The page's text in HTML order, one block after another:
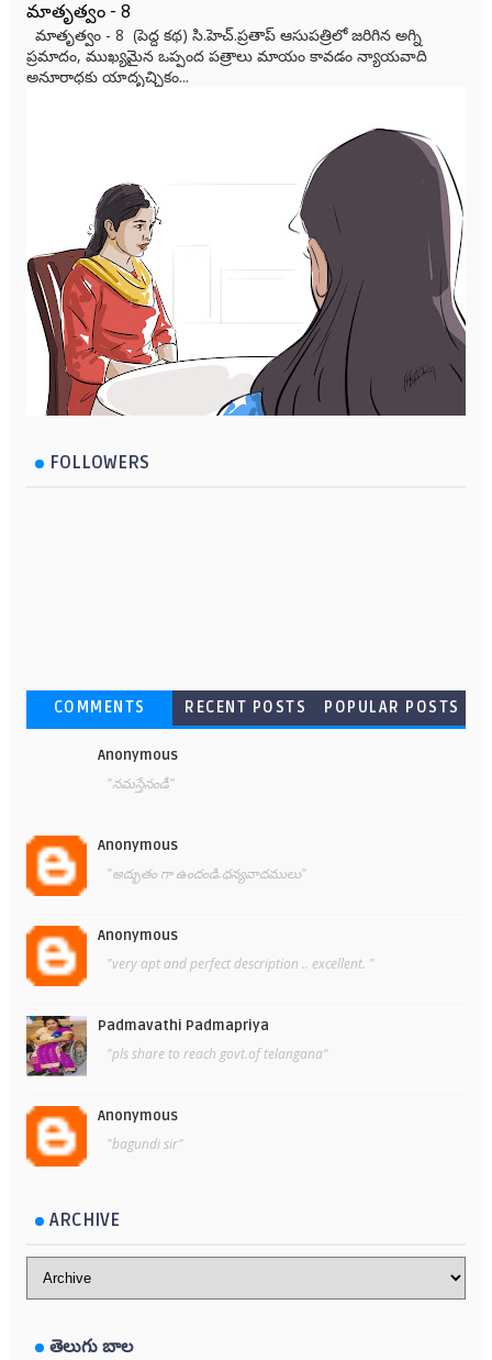
మాతృత్వం - 8
మాతృత్వం - 8 (పెద్ద కథ) సి.హెచ్.ప్రతాప్ ఆసుపత్రిలో జరిగిన అగ్ని
ప్రమాదం, ముఖ్యమైన ఒప్పంద పత్రాలు మాయం కావడం న్యాయవాది
అనూరాధకు యాదృచ్ఛికం...
FOLLOWERS
COMMENTS RECENT POSTS POPULAR POSTS
Anonymous
"నమస్తేనండీ"
Anonymous
"అద్భుతం గా ఉందండి.ధన్యవాదములు"
Anonymous
"very apt and perfect description .. excellent. "
Padmavathi Padmapriya
"pls share to reach govt.of telangana"
Anonymous
"bagundi sir"
ARCHIVE
తెలుగు బాల